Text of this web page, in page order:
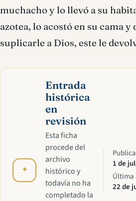
muchacho y lo llevó a su
azotea, lo acostó en su cama y
suplicarle a Dios, este le
✦
Entrada
histórica
en
revisión
Esta ficha
procede del
archivo
histórico y
todavía no ha
completado la
1 de
Última
22 de